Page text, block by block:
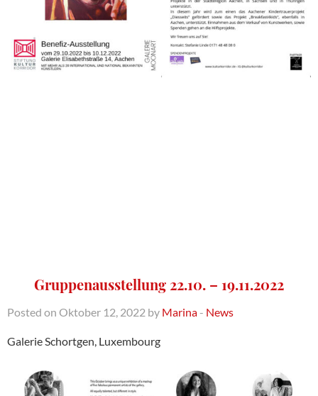
Gruppenausstellung 22.10. – 19.11.2022
Posted on Oktober 12, 2022 by Marina - News
Galerie Schortgen, Luxembourg